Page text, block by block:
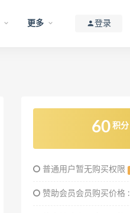
更多 登录
60 积分
普通用户暂无购买权限
赞助会员会员购买价格 :